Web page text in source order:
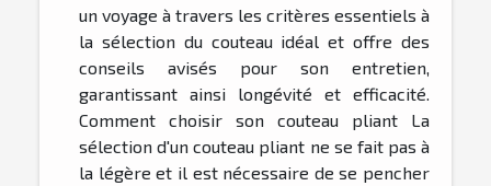
un voyage à travers les critères essentiels à
la sélection du couteau idéal et offre des
conseils avisés pour son entretien,
garantissant ainsi longévité et efficacité.
Comment choisir son couteau pliant La
sélection d'un couteau pliant ne se fait pas à
la légère et il est nécessaire de se pencher